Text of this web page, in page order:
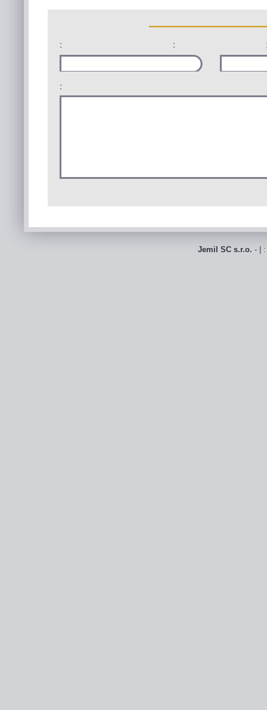
: :
:
Jemil SC s.r.o. - |